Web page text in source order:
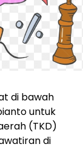
di bawah
untuk
(TKD)
di